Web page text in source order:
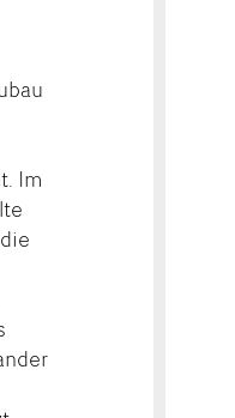
Im